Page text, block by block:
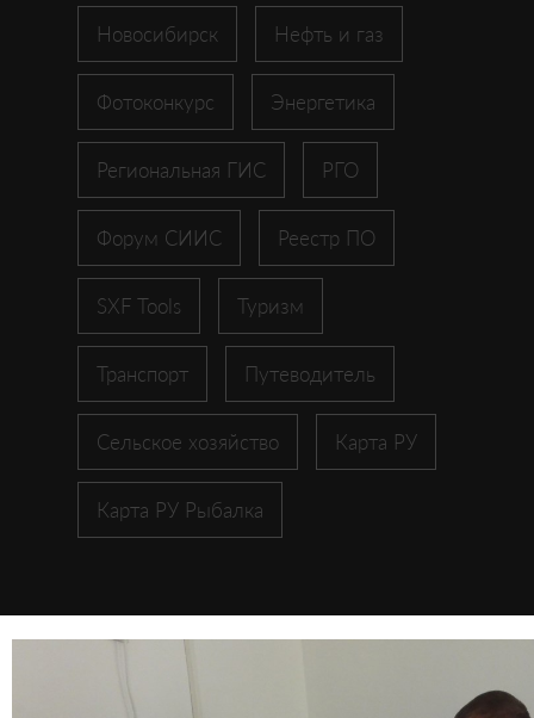
Новосибирск Нефть и газ
Фотоконкурс Энергетика
Региональная ГИС РГО
Форум СИИС Реестр ПО
SXF Tools Туризм
Транспорт Путеводитель
Сельское хозяйство Карта РУ
Карта РУ Рыбалка